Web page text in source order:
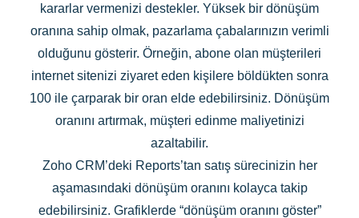
kararlar vermenizi destekler. Yüksek bir dönüşüm
oranına sahip olmak, pazarlama çabalarınızın verimli
olduğunu gösterir. Örneğin, abone olan müşterileri
internet sitenizi ziyaret eden kişilere böldükten sonra
100 ile çarparak bir oran elde edebilirsiniz. Dönüşüm
oranını artırmak, müşteri edinme maliyetinizi
azaltabilir.
Zoho CRM’deki Reports’tan satış sürecinizin her
aşamasındaki dönüşüm oranını kolayca takip
edebilirsiniz. Grafiklerde “dönüşüm oranını göster”